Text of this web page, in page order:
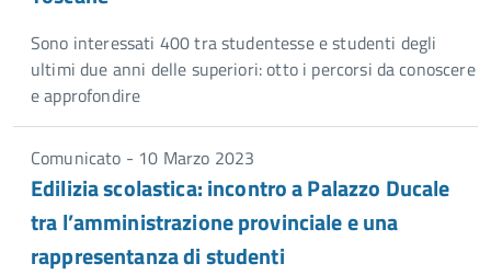
Sono interessati 400 tra studentesse e studenti degli
ultimi due anni delle superiori: otto i percorsi da conoscere
e approfondire
Comunicato - 10 Marzo 2023
Edilizia scolastica: incontro a Palazzo Ducale
tra l’amministrazione provinciale e una
rappresentanza di studenti